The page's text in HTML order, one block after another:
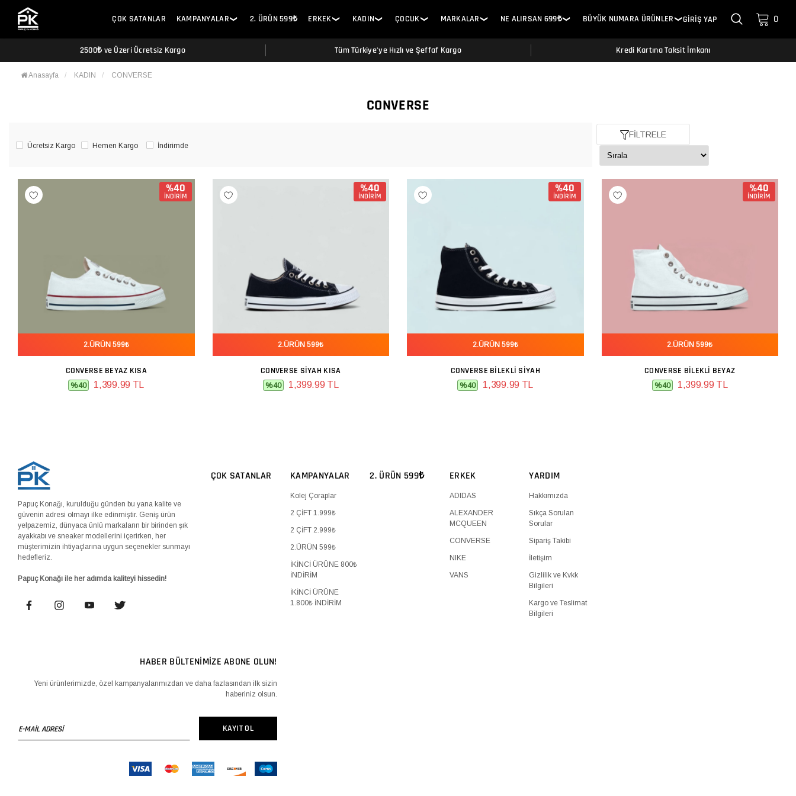
ÇOK SATANLAR KAMPANYALAR ❯ 2. ÜRÜN 599₺ ERKEK ❯ KADIN❯ ÇOCUK ❯ MARKALAR ❯ NE ALIRSAN 699₺❯ BÜYÜK NUMARA ÜRÜNLER ❯GİRİŞ YAP 0
2500₺ ve Üzeri Ücretsiz Kargo Tüm Türkiye'ye Hızlı ve Şeffaf Kargo Kredi Kartına Taksit İmkanı
Anasayfa KADIN CONVERSE
CONVERSE
Ücretsiz Kargo Hemen Kargo İndirimde
FİLTRELE
%40
İNDİRİM
2.ÜRÜN 599₺
SEPETE EKLE
CONVERSE BEYAZ KISA
%40 1,399.99 TL
%40
İNDİRİM
2.ÜRÜN 599₺
SEPETE EKLE
CONVERSE SIYAH KISA
%40 1,399.99 TL
%40
İNDİRİM
2.ÜRÜN 599₺
SEPETE EKLE
CONVERSE BILEKLI SIYAH
%40 1,399.99 TL
%40
İNDİRİM
2.ÜRÜN 599₺
SEPETE EKLE
CONVERSE BILEKLI BEYAZ
%40 1,399.99 TL
Papuç Konağı, kurulduğu günden bu yana kalite ve
güvenin adresi olmayı ilke edinmiştir. Geniş ürün
yelpazemiz, dünyaca ünlü markaların bir birinden şık
ayakkabı ve sneaker modellerini içerirken, her
müşterimizin ihtiyaçlarına uygun seçenekler sunmayı
hedefleriz.
Papuç Konağı ile her adımda kaliteyi hissedin!
ÇOK SATANLAR KAMPANYALAR
Kolej Çoraplar
2 ÇİFT 1.999₺
2 ÇİFT 2.999₺
2.ÜRÜN 599₺
İKİNCİ ÜRÜNE 800₺
İNDİRİM
İKİNCİ ÜRÜNE
1.800₺ İNDİRİM
2. ÜRÜN 599₺ ERKEK
ADIDAS
ALEXANDER
MCQUEEN
CONVERSE
NIKE
VANS
YARDIM
Hakkımızda
Sıkça Sorulan
Sorular
Sipariş Takibi
İletişim
Gizlilik ve Kvkk
Bilgileri
Kargo ve Teslimat
Bilgileri
HABER BÜLTENİMİZE ABONE OLUN!
Yeni ürünlerimizde, özel kampanyalarımızdan ve daha fazlasından ilk sizin
haberiniz olsun.
KAYIT OL